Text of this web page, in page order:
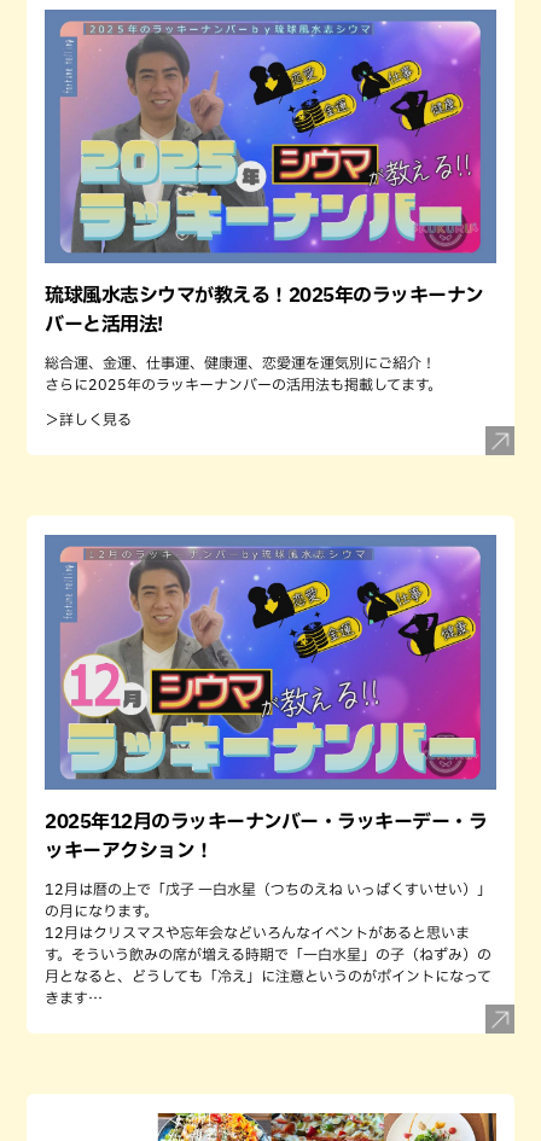
琉球風水志シウマが教える！2025年のラッキーナン
バーと活用法!
総合運、金運、仕事運、健康運、恋愛運を運気別にご紹介！
さらに2025年のラッキーナンバーの活用法も掲載してます。
＞詳しく見る
2025年12月のラッキーナンバー・ラッキーデー・ラ
ッキーアクション！
12月は暦の上で「戊子 一白水星（つちのえね いっぱくすいせい）」
の月になります。
12月はクリスマスや忘年会などいろんなイベントがあると思いま
す。そういう飲みの席が増える時期で「一白水星」の子（ねずみ）の
月となると、どうしても「冷え」に注意というのがポイントになって
きます…